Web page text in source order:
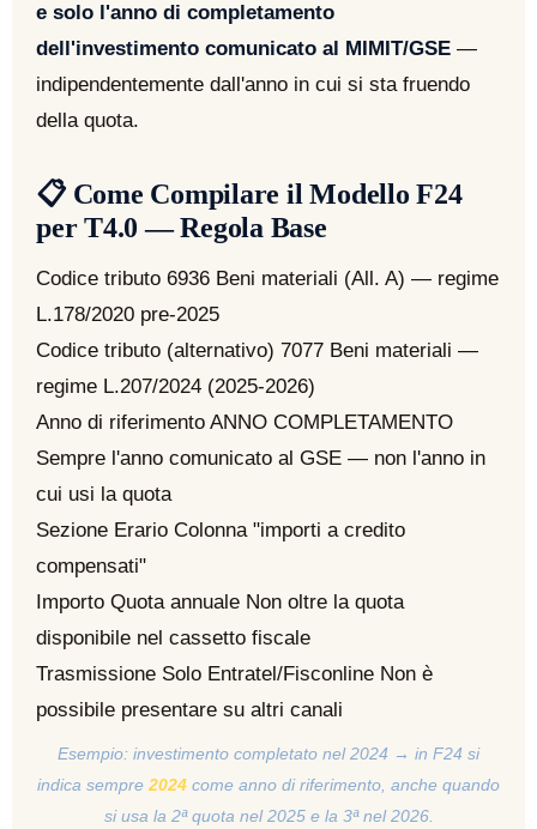
e solo l'anno di completamento
dell'investimento comunicato al MIMIT/GSE —
indipendentemente dall'anno in cui si sta fruendo
della quota.
📋 Come Compilare il Modello F24
per T4.0 — Regola Base
Codice tributo 6936 Beni materiali (All. A) — regime
L.178/2020 pre-2025
Codice tributo (alternativo) 7077 Beni materiali —
regime L.207/2024 (2025-2026)
Anno di riferimento ANNO COMPLETAMENTO
Sempre l'anno comunicato al GSE — non l'anno in
cui usi la quota
Sezione Erario Colonna "importi a credito
compensati"
Importo Quota annuale Non oltre la quota
disponibile nel cassetto fiscale
Trasmissione Solo Entratel/Fisconline Non è
possibile presentare su altri canali
Esempio: investimento completato nel 2024 → in F24 si
indica sempre 2024 come anno di riferimento, anche quando
si usa la 2ª quota nel 2025 e la 3ª nel 2026.